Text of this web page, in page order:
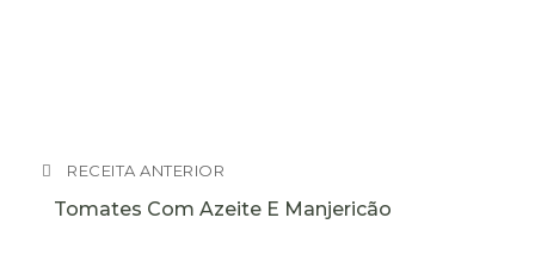
RECEITA ANTERIOR
Tomates Com Azeite E Manjericão